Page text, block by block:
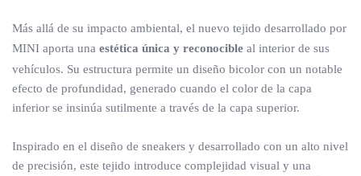
Más allá de su impacto ambiental, el nuevo tejido desarrollado por
MINI aporta una estética única y reconocible al interior de sus
vehículos. Su estructura permite un diseño bicolor con un notable
efecto de profundidad, generado cuando el color de la capa
inferior se insinúa sutilmente a través de la capa superior.
Inspirado en el diseño de sneakers y desarrollado con un alto nivel
de precisión, este tejido introduce complejidad visual y una